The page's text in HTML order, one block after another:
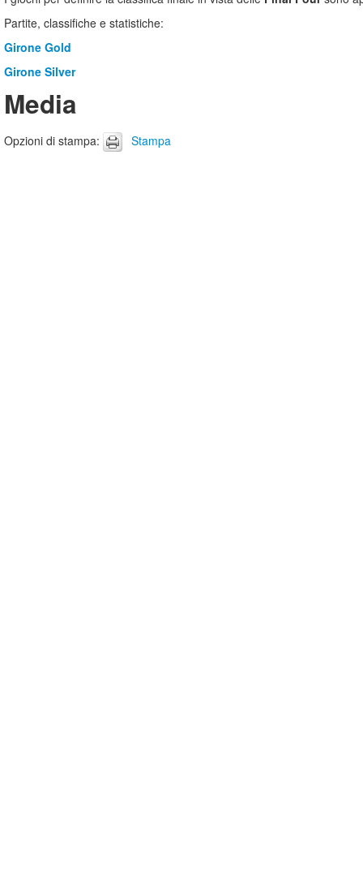
Partite, classifiche e statistiche:
Girone Gold
Girone Silver
Media
Opzioni di stampa: Stampa